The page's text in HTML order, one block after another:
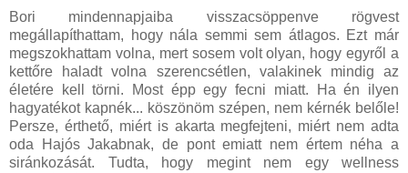
Bori mindennapjaiba visszacsöppenve rögvest
megállapíthattam, hogy nála semmi sem átlagos. Ezt már
megszokhattam volna, mert sosem volt olyan, hogy egyről a
kettőre haladt volna szerencsétlen, valakinek mindig az
életére kell törni. Most épp egy fecni miatt. Ha én ilyen
hagyatékot kapnék... köszönöm szépen, nem kérnék belőle!
Persze, érthető, miért is akarta megfejteni, miért nem adta
oda Hajós Jakabnak, de pont emiatt nem értem néha a
siránkozását. Tudta, hogy megint nem egy wellness